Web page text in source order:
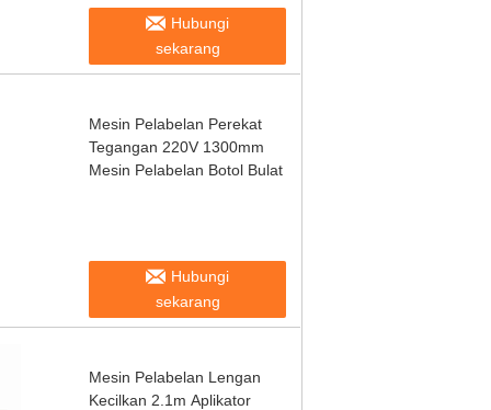
Hubungi
sekarang
Mesin Pelabelan Perekat
Tegangan 220V 1300mm
Mesin Pelabelan Botol Bulat
Hubungi
sekarang
Mesin Pelabelan Lengan
Kecilkan 2.1m Aplikator